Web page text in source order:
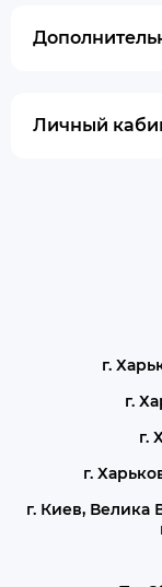
Личный
г.
г.
г.
г.
г. Киев, Велика